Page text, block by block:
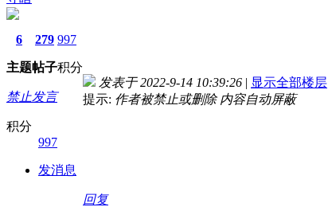
6
主题
279
帖子
997
积分
禁止发言
积分
997
发消息
发表于 2022-9-14 10:39:26 | 显示全部楼层
提示: 作者被禁止或删除 内容自动屏蔽
回复